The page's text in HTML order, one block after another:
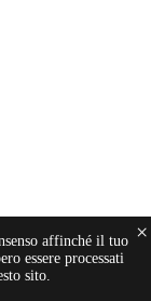
affinché il tuo
essere processati
sito.
×